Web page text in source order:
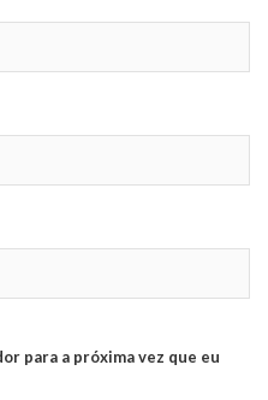
para a próxima vez que eu